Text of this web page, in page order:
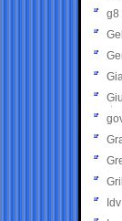
g8
Idv